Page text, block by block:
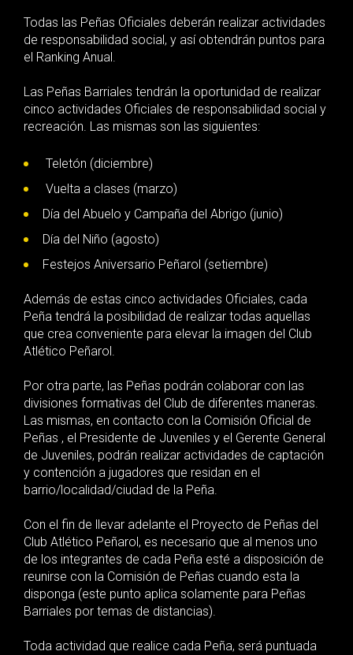
Todas las Peñas Oficiales deberán realizar actividades
de responsabilidad social, y así obtendrán puntos para
el Ranking Anual.
Las Peñas Barriales tendrán la oportunidad de realizar
cinco actividades Oficiales de responsabilidad social y
recreación. Las mismas son las siguientes:
Teletón (diciembre)
Vuelta a clases (marzo)
Día del Abuelo y Campaña del Abrigo (junio)
Día del Niño (agosto)
Festejos Aniversario Peñarol (setiembre)
Además de estas cinco actividades Oficiales, cada
Peña tendrá la posibilidad de realizar todas aquellas
que crea conveniente para elevar la imagen del Club
Atlético Peñarol.
Por otra parte, las Peñas podrán colaborar con las
divisiones formativas del Club de diferentes maneras.
Las mismas, en contacto con la Comisión Oficial de
Peñas , el Presidente de Juveniles y el Gerente General
de Juveniles, podrán realizar actividades de captación
y contención a jugadores que residan en el
barrio/localidad/ciudad de la Peña.
Con el fin de llevar adelante el Proyecto de Peñas del
Club Atlético Peñarol, es necesario que al menos uno
de los integrantes de cada Peña esté a disposición de
reunirse con la Comisión de Peñas cuando esta la
disponga (este punto aplica solamente para Peñas
Barriales por temas de distancias).
Toda actividad que realice cada Peña, será puntuada